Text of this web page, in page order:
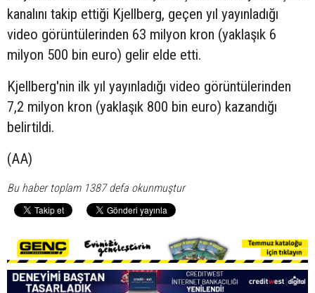
kanalını takip ettiği Kjellberg, geçen yıl yayınladığı
video görüntülerinden 63 milyon kron (yaklaşık 6
milyon 500 bin euro) gelir elde etti.
Kjellberg'nin ilk yıl yayınladığı video görüntülerinden
7,2 milyon kron (yaklaşık 800 bin euro) kazandığı
belirtildi.
(AA)
Bu haber toplam 1387 defa okunmuştur